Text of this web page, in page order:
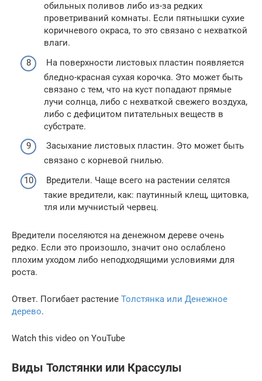
обильных поливов либо из-за редких
проветриваний комнаты. Если пятнышки сухие
коричневого окраса, то это связано с нехваткой
влаги.
На поверхности листовых пластин появляется
бледно-красная сухая корочка. Это может быть
связано с тем, что на куст попадают прямые
лучи солнца, либо с нехваткой свежего воздуха,
либо с дефицитом питательных веществ в
субстрате.
Засыхание листовых пластин. Это может быть
связано с корневой гнилью.
Вредители. Чаще всего на растении селятся
такие вредители, как: паутинный клещ, щитовка,
тля или мучнистый червец.
Вредители поселяются на денежном дереве очень
редко. Если это произошло, значит оно ослаблено
плохим уходом либо неподходящими условиями для
роста.
Ответ. Погибает растение Толстянка или Денежное
дерево.
Watch this video on YouTube
Виды Толстянки или Крассулы